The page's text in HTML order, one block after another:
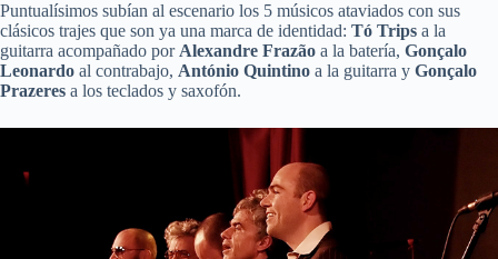
Puntualísimos subían al escenario los 5 músicos ataviados con sus
clásicos trajes que son ya una marca de identidad: Tó Trips a la
guitarra acompañado por Alexandre Frazão a la batería, Gonçalo
Leonardo al contrabajo, António Quintino a la guitarra y Gonçalo
Prazeres a los teclados y saxofón.